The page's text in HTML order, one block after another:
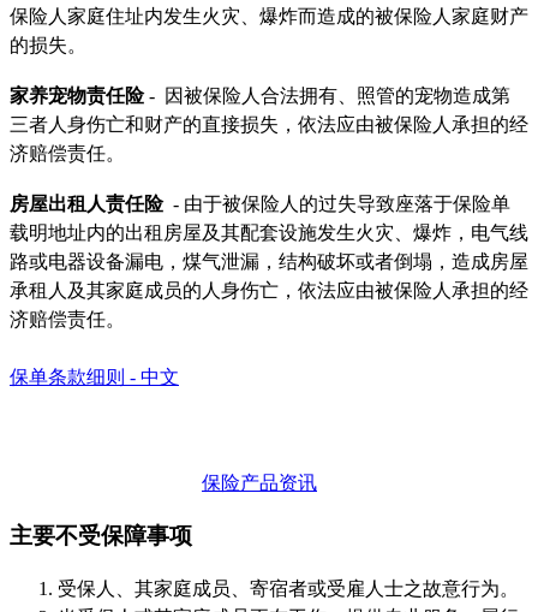
保险人家庭住址内发生火灾、爆炸而造成的被保险人家庭财产
的损失。
家养宠物责任险- 因被保险人合法拥有、照管的宠物造成第
三者人身伤亡和财产的直接损失，依法应由被保险人承担的经
济赔偿责任。
房屋出租人责任险- 由于被保险人的过失导致座落于保险单
载明地址内的出租房屋及其配套设施发生火灾、爆炸，电气线
路或电器设备漏电，煤气泄漏，结构破坏或者倒塌，造成房屋
承租人及其家庭成员的人身伤亡，依法应由被保险人承担的经
济赔偿责任。
保单条款细则 - 中文
保险产品资讯
主要不受保障事项
受保人、其家庭成员、寄宿者或受雇人士之故意行为。